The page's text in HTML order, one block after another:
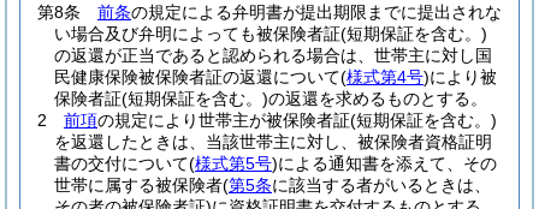
第8条
前条の規定による弁明書が提出期限までに提出されな
い場合及び弁明によっても被保険者証(短期保証を含む。)
の返還が正当であると認められる場合は、世帯主に対し国
民健康保険被保険者証の返還について(様式第4号)により被
保険者証(短期保証を含む。)の返還を求めるものとする。
2
前項の規定により世帯主が被保険者証(短期保証を含む。)
を返還したときは、当該世帯主に対し、被保険者資格証明
書の交付について(様式第5号)による通知書を添えて、その
世帯に属する被保険者(第5条に該当する者がいるときは、